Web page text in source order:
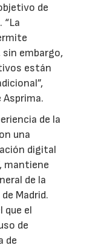
de
embargo,
están
Asprima.
de la
una
digital
mantiene
de la
Madrid.
que el
de
de